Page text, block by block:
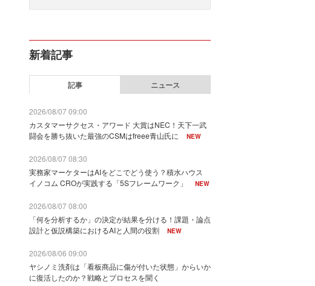
新着記事
記事 ニュース
2026/08/07 09:00
カスタマーサクセス・アワード 大賞はNEC！天下一武
闘会を勝ち抜いた最強のCSMはfreee青山氏に
NEW
2026/08/07 08:30
実務家マーケターはAIをどこでどう使う？積水ハウス
イノコム CROが実践する「5Sフレームワーク」
NEW
2026/08/07 08:00
「何を分析するか」の決定が結果を分ける！課題・論点
設計と仮説構築におけるAIと人間の役割
NEW
2026/08/06 09:00
ヤシノミ洗剤は「看板商品に傷が付いた状態」からいか
に復活したのか？戦略とプロセスを聞く